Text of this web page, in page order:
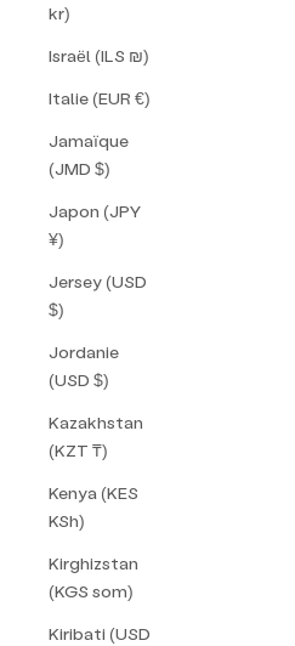
kr)
Israël (ILS ₪)
Italie (EUR €)
Jamaïque
(JMD $)
Japon (JPY
¥)
Jersey (USD
$)
Jordanie
(USD $)
Kazakhstan
(KZT ₸)
Kenya (KES
KSh)
Kirghizstan
(KGS som)
Kiribati (USD